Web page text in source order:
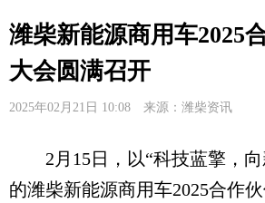
潍柴新能源商用车2025
大会圆满召开
2025年02月21日 10:08 来源：潍柴资讯
2月15日，以“科技蓝擎，向
的潍柴新能源商用车2025合作